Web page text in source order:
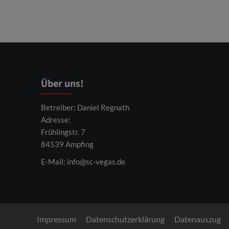
Über uns!
Betreiber: Daniel Regnath
Adresse:
Frühlingstr. 7
84539 Ampfing
E-Mail: info@sc-vegas.de
Impressum Datenschutzerklärung Datenauszug